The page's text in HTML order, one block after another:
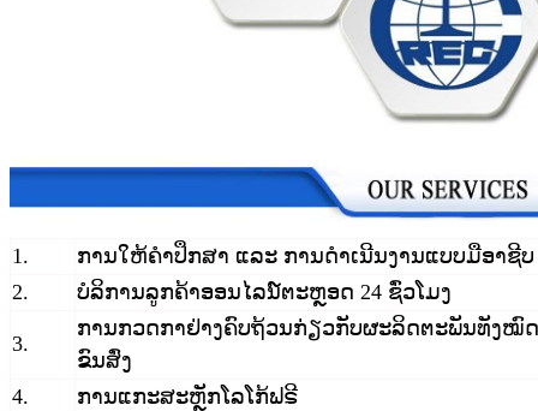
1.
ການໃຫ້ຄຳປຶກສາ ແລະ ການດຳເນີນງານແບບມືອາຊີບ
2.
ບໍລິການລູກຄ້າອອນໄລນ໌ຕະຫຼອດ 24 ຊົ່ວໂມງ
3.
ການກວດກາຢ່າງຄົບຖ້ວນກ່ຽວກັບຜະລິດຕະພັນທັງໝົ
ຂົນສົ່ງ
4.
ການແກະສະຫຼັກໂລໂກ້ຟຣີ